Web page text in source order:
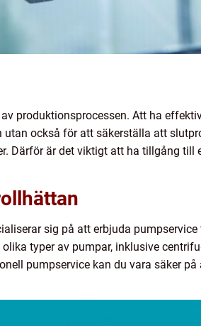
produktionsprocessen. Att ha
också för att säkerställa att
Därför är det viktigt att ha tillgång till
sig på att erbjuda
typer av pumpar, inklusive
pumpservice kan du vara säker